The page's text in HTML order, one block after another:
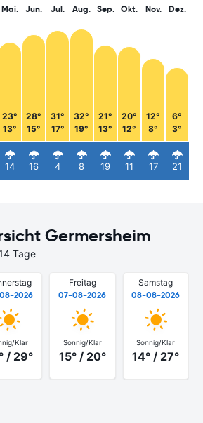
Mai.
23°
13°
14
Jun.
28°
15°
16
Jul.
31°
17°
4
Aug.
32°
19°
8
Sep.
21°
13°
19
Okt.
20°
12°
11
Nov.
12°
8°
17
Dez.
6°
3°
21
Germersheim
Tage
2026
Klar
/ 29°
Freitag
07-08-2026
Sonnig/Klar
15° / 20°
Samstag
08-08-2026
Sonnig/Klar
14° / 27°